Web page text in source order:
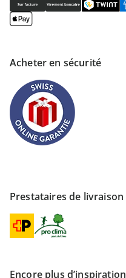
Acheter en sécurité
Prestataires de livraison
Encore plus d’inspiration